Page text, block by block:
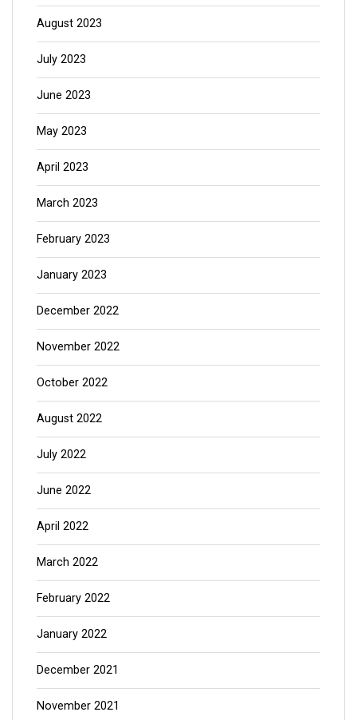
August 2023
July 2023
June 2023
May 2023
April 2023
March 2023
February 2023
January 2023
December 2022
November 2022
October 2022
August 2022
July 2022
June 2022
April 2022
March 2022
February 2022
January 2022
December 2021
November 2021